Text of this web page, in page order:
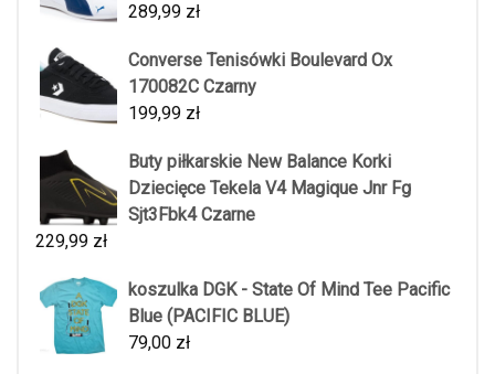
289,99 zł
Converse Tenisówki Boulevard Ox
170082C Czarny
199,99 zł
Buty piłkarskie New Balance Korki
Dziecięce Tekela V4 Magique Jnr Fg
Sjt3Fbk4 Czarne
229,99 zł
koszulka DGK - State Of Mind Tee Pacific
Blue (PACIFIC BLUE)
79,00 zł